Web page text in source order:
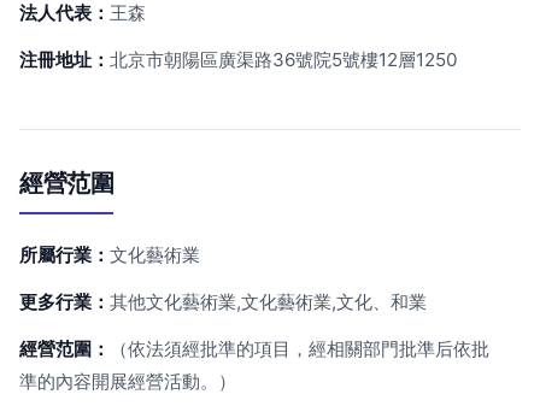
法人代表： 王森
注冊地址： 北京市朝陽區廣渠路36號院5號樓12層1250
經營范圍
所屬行業： 文化藝術業
更多行業： 其他文化藝術業,文化藝術業,文化、和業
經營范圍：
（依法須經批準的項目，經相關部門批準后依批
準的內容開展經營活動。）